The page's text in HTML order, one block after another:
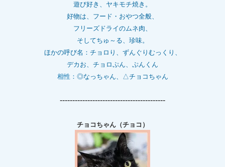
遊び好き、ヤキモチ焼き。
好物は、フード・おやつ全般、
フリーズドライのムネ肉、
そしてちゅ～る、珍味。
ほかの呼び名：チョロり、ずんぐりむっくり、
デカお、チョロぷん、ぷんくん
相性： ◎なっちゃん、△チョコちゃん
------------------------------------------
チョコちゃん（チョコ）